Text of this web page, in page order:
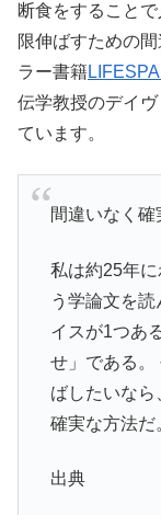
断食をすること
限伸ばすための
ラー書籍
伝学教授のデイ
ています。
間違いなく
私は約25年
う学論文を
イスが1つあ
せ」である。
ばしたいなら
確実な方法だ
出典